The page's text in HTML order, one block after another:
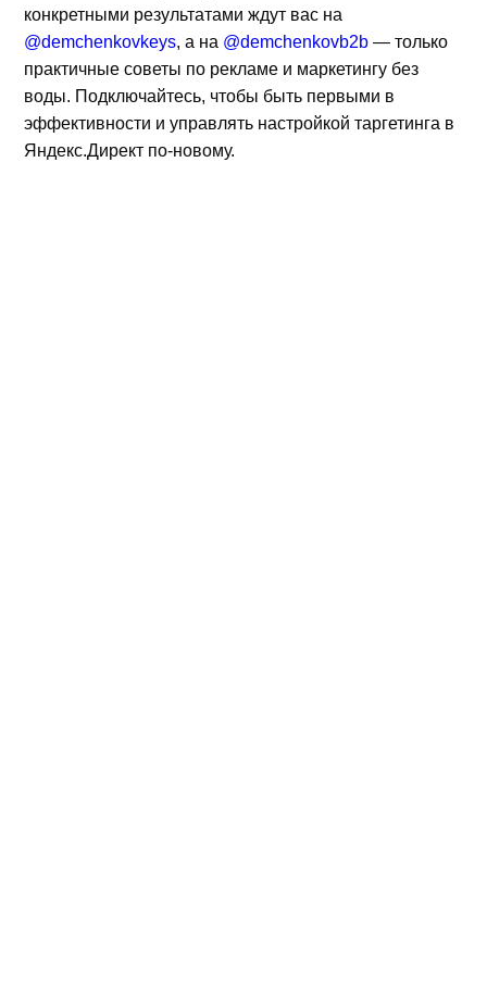
конкретными результатами ждут вас на
@demchenkovkeys, а на @demchenkovb2b — только
практичные советы по рекламе и маркетингу без
воды. Подключайтесь, чтобы быть первыми в
эффективности и управлять настройкой таргетинга в
Яндекс.Директ по-новому.